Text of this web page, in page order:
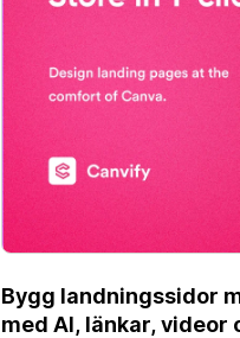
Bygg landningssidor
med AI, länkar, videor